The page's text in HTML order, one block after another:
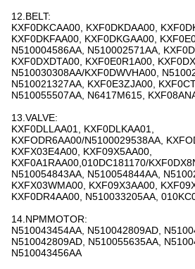
12.BELT:
KXF0DKCAA00, KXF0DKDAA00,
KXF0DKFAA00, KXF0DKGAA00,
N510004586AA, N510002571AA,
KXF0DXDTA00, KXF0E0R1A00,
N510030308AA/KXF0DWVHA00,
N510021327AA, KXF0E3ZJA00,
N510055507AA, N6417M615,
13.VALVE:
KXF0DLLAA01, KXF0DLKAA01,
KXFODR6AA00/N5100029538AA,
KXFX03E4A00, KXF09X5AA00,
KXF0A1RAA00,010DC181170/
N510054843AA, N510054844AA,
KXFX03WMA00, KXF09X3AA00,
KXF0DR4AA00, N510033205AA,
14.NPMMOTOR:
N510043454AA, N510042809AD,
N510042809AD, N510055635AA,
N510043456AA